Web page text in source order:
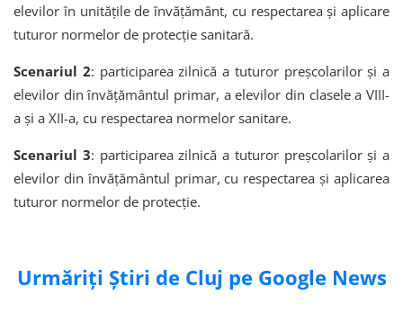
elevilor în unitățile de învățământ, cu respectarea și aplicare
tuturor normelor de protecție sanitară.
Scenariul 2: participarea zilnică a tuturor preșcolarilor și a
elevilor din învățământul primar, a elevilor din clasele a VIII-
a și a XII-a, cu respectarea normelor sanitare.
Scenariul 3: participarea zilnică a tuturor preșcolarilor și a
elevilor din învățământul primar, cu respectarea și aplicarea
tuturor normelor de protecție.
Urmăriți Știri de Cluj pe Google News